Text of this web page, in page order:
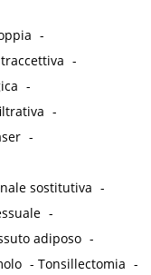
-
-
-
-
-
sostitutiva -
-
adiposo -
-Tonsillectomia -